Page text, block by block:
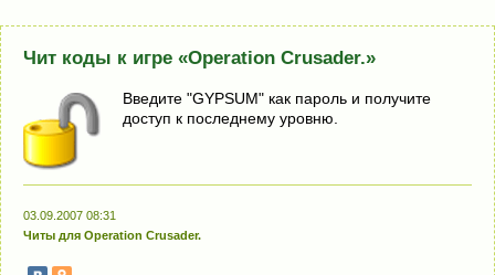
Чит коды к игре «Operаtiоn Сrusаder.»
Bведите "GYPSUM" кaк пapoль и получите
доступ к последнему уровню.
03.09.2007 08:31
Читы для Operаtiоn Сrusаder.